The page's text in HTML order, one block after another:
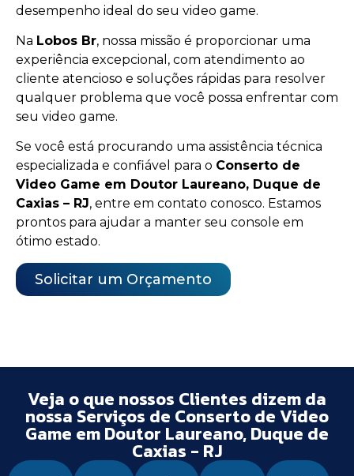
desempenho ideal do seu video game.
Na Lobos Br, nossa missão é proporcionar uma
experiência excepcional, com atendimento ao
cliente atencioso e soluções rápidas para resolver
qualquer problema que você possa enfrentar com
seu video game.
Se você está procurando uma assistência técnica
especializada e confiável para o Conserto de
Video Game em Doutor Laureano, Duque de
Caxias – RJ, entre em contato conosco. Estamos
prontos para ajudar a manter seu console em
ótimo estado.
Solicitar um Orçamento
Veja o que nossos Clientes dizem da
nossa Serviços de Conserto de Video
Game em Doutor Laureano, Duque de
Caxias - RJ